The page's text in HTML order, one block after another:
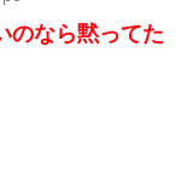
のなら黙ってた